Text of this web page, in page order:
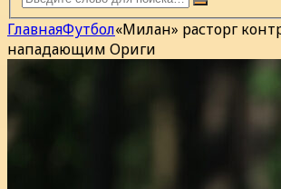
ГлавнаяФутбол«Милан» расторг
нападающим Ориги